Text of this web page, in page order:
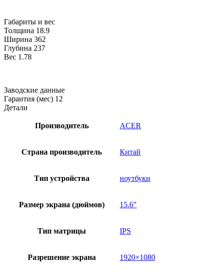
Габариты и вес
Толщина 18.9
Ширина 362
Глубина 237
Вес 1.78
Заводские данные
Гарантия (мес) 12
Детали
Производитель ACER
Страна производитель Китай
Тип устройства ноутбуки
Размер экрана (дюймов) 15.6"
Тип матрицы IPS
Разрешение экрана 1920×1080